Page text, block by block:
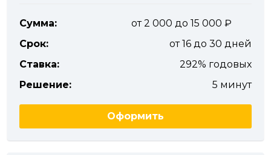
Сумма:
от 2 000 до 15 000
Срок:
от 16 до 30 дней
Ставка:
292% годовых
Решение:
5 минут
Оформить